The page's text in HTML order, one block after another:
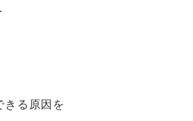
きる原因を